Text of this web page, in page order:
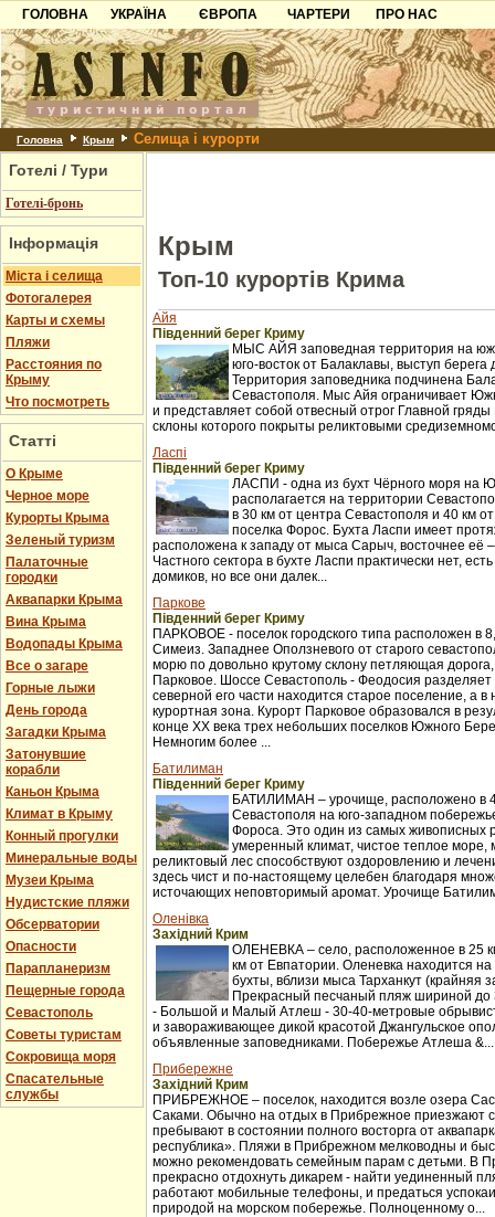
ГОЛОВНА
УКРАЇНА
Карпати
Азов
Причорноморря
Шацьк
ЄВРОПА
Чорногорія
Хорватія
Болгарія
Албанія
ЧАРТЕРИ
ПРО НАС
Контакти
Партнерам
Додати готель
Головна Крым Селища і курорти
Готелі / Тури
Готелі-бронь
Інформація
Міста і селища
Фотогалерея
Карты и схемы
Пляжи
Расстояния по
Крыму
Что посмотреть
Статті
О Крыме
Черное море
Курорты Крыма
Зеленый туризм
Палаточные
городки
Аквапарки Крыма
Вина Крыма
Водопады Крыма
Все о загаре
Горные лыжи
День города
Загадки Крыма
Затонувшие
корабли
Каньон Крыма
Климат в Крыму
Конный прогулки
Минеральные воды
Музеи Крыма
Нудистские пляжи
Обсерватории
Опасности
Парапланеризм
Пещерные города
Севастополь
Советы туристам
Сокровища моря
Спасательные
службы
Крым
Топ-10 курортів Крима
Айя
Південний берег Криму
МЫС АЙЯ заповедная территория на
юго-восток от Балаклавы, выступ
Территория заповедника подчинена
Севастополя. Мыс Айя ограничивает
и представляет собой отвесный отрог Главной
склоны которого покрыты реликтовыми
Ласпі
Південний берег Криму
ЛАСПИ - одна из бухт Чёрного моря на
располагается на территории
в 30 км от центра Севастополя и 40 км
поселка Форос. Бухта Ласпи имеет
расположена к западу от мыса Сарыч, восточнее её
Частного сектора в бухте Ласпи практически нет,
домиков, но все они далек...
Паркове
Південний берег Криму
ПАРКОВОЕ - поселок городского типа расположен в
Симеиз. Западнее Оползневого от старого
морю по довольно крутому склону петляющая
Парковое. Шоссе Севастополь - Феодосия разделяет
северной его части находится старое поселение, а
курортная зона. Курорт Парковое образовался в
конце XX века трех небольших поселков Южного
Немногим более ...
Батилиман
Південний берег Криму
БАТИЛИМАН – урочище, расположено в
Севастополя на юго-западном
Фороса. Это один из самых живописных
умеренный климат, чистое теплое
реликтовый лес способствуют оздоровлению и
здесь чист и по-настоящему целебен благодаря
источающих неповторимый аромат. Урочище
Оленівка
Західний Крим
ОЛЕНЕВКА – село, расположенное в 25
км от Евпатории. Оленевка находится
бухты, вблизи мыса Тарханкут (крайняя
Прекрасный песчаный пляж шириной до
- Большой и Малый Атлеш - 30-40-метровые
и завораживающее дикой красотой Джангульское
объявленные заповедниками. Побережье Атлеша &...
Прибережне
Західний Крим
ПРИБРЕЖНОЕ – поселок, находится возле озера
Саками. Обычно на отдых в Прибрежное приезжают
пребывают в состоянии полного восторга от
республика». Пляжи в Прибрежном мелководны и
можно рекомендовать семейным парам с детьми. В
прекрасно отдохнуть дикарем - найти уединенный
работают мобильные телефоны, и предаться
природой на морском побережье. Полноценному о...